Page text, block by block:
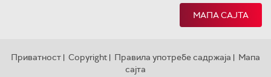
МАПА САЈТА
Приватност | Copyright | Правила употребе садржаја | Мапа
сајта